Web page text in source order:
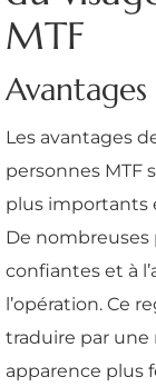
MTF
Avantages
Les avantages
personnes MTF
plus importants
De nombreuses
confiantes et à
l’opération. Ce
traduire par une
apparence plus